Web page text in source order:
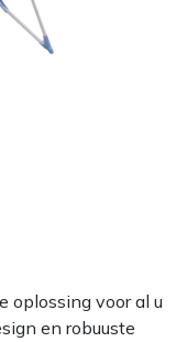
oplossing voor al u
en robuuste